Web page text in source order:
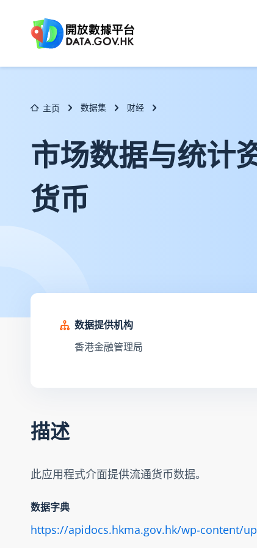
主页 数据集 财经
市场数据与统计
货币
数据提供机构
香港金融管理局
描述
此应用程式介面提供流通货币数据。
数据字典
https://apidocs.hkma.gov.hk/wp-content/